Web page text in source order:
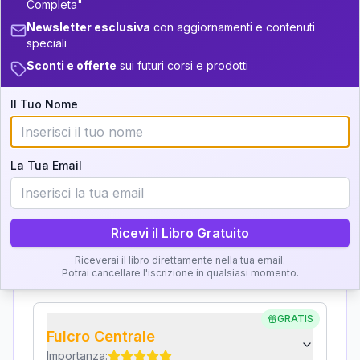
16-17.5 +6 10
17.5-18.5 +6 20
36-37.5
Interpretazione
l'interpretazione!
Zona del Ritratto
Importanza:
Karma Genitore-Figlio
Importanza:
GRATIS
Fulcro Centrale
Importanza:
Completa"
Newsletter esclusiva con aggiornamenti e contenuti
speciali
Sconti e offerte sui futuri corsi e prodotti
Il Tuo Nome
La Tua Email
Ricevi il Libro Gratuito
Riceverai il libro direttamente nella tua email.
Potrai cancellare l'iscrizione in qualsiasi momento.